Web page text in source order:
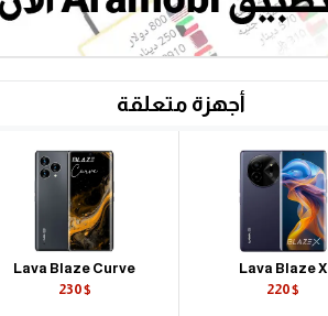
أجهزة متعلقة
Lava Blaze X
220$
Lava Blaze Curve
230$